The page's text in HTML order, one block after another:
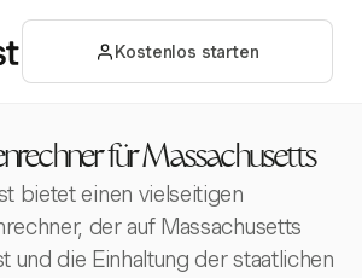
Kostenlos starten
für Massachusetts
bietet einen vielseitigen
der auf Massachusetts
und die Einhaltung der staatlichen